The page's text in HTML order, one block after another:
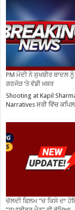
PM ਮੋਦੀ ਨੇ ਸੁਖਬੀਰ ਬਾਦਲ ਨੂੰ
ਗਠਜੋੜ ‘ਤੇ ਵੱਡੀ ਖ਼ਬਰ
Shooting at Kapil
Narratives ਸਰੀ ਵਿੱਚ
ਚੱਲਦੀ ਫਿਲਮ ”ਚ ਕਿਸੇ ਦਾ